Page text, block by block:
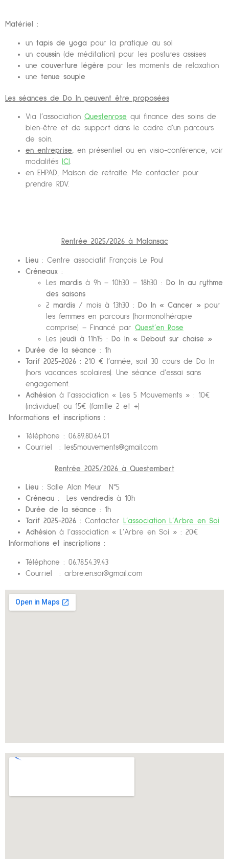
Matériel :
un tapis de yoga pour la pratique au sol
un coussin (de méditation) pour les postures assises
une couverture légère pour les moments de relaxation
une tenue souple
Les séances de Do In peuvent être proposées
Via l’association Questenrose qui finance des soins de
bien-être et de support dans le cadre d’un parcours
de soin.
en entreprise, en présentiel ou en visio-conférence, voir
modalités
ICI .
en EHPAD, Maison de retraite. Me contacter pour
prendre RDV.
Rentrée 2025/2026 à Malansac
Lieu : Centre associatif François Le Poul
Créneaux :
Les mardis à 9h – 10h30 – 18h30 :
Do In au rythme
des saisons
2 mardis / mois à 13h30 : Do In « Cancer » pour
les femmes en parcours (hormonothérapie
comprise) – Financé par Quest’en Rose
Les jeudi à 11h15 :
Do In « Debout sur chaise »
Durée de la séance : 1h
Tarif 2025-2026 : 210 € l’année, soit 30 cours de Do In
(hors vacances scolaires). Une séance d’essai sans
engagement.
Adhésion à l’association « Les 5 Mouvements » : 10€
(individuel) ou 15€ (famille 2 et +)
Informations et inscriptions :
Téléphone : 06.89.80.64.01
Courriel : les5mouvements@gmail.com
Rentrée 2025/2026 à Questembert
Lieu : Salle Alan Meur N°5
Créneau : Les vendredis à 10h
Durée de la séance : 1h
Tarif 2025-2026 : Contacter
L’association L’Arbre en Soi
Adhésion à l’association « L’Arbre en Soi » : 20€
Informations et inscriptions :
Téléphone : 06.78.54.39.43
Courriel : arbre.en.soi@gmail.com